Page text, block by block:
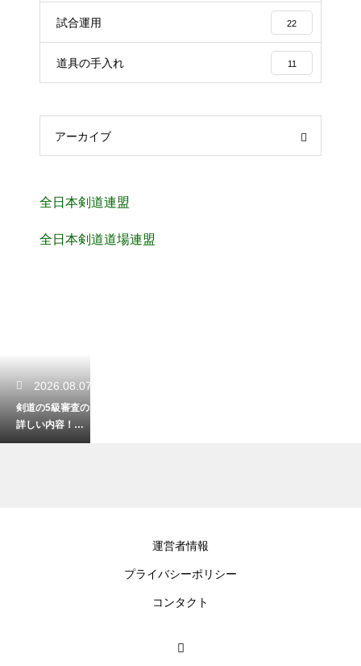
試合運用 22
道具の手入れ 11
アーカイブ
全日本剣道連盟
全日本剣道道場連盟
2026.08.07
剣道の5級審査の
詳しい内容！初
心者が合格を目
運営者情報
プライバシーポリシー
コンタクト